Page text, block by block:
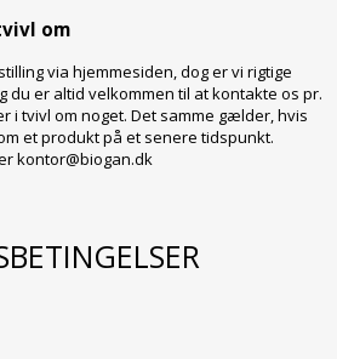
om
via hjemmesiden, dog er vi rigtige
du er altid velkommen til at kontakte os pr.
i tvivl om noget. Det samme gælder, hvis
et produkt på et senere tidspunkt.
kontor@biogan.dk